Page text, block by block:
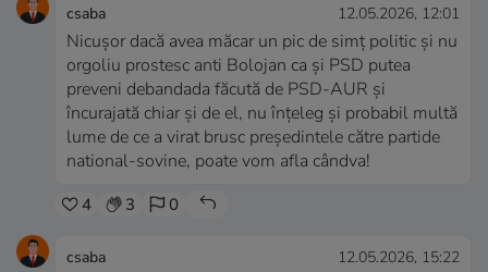
csaba 12.05.2026, 12:01
Nicușor dacă avea măcar un pic de simț politic și nu
orgoliu prostesc anti Bolojan ca și PSD putea
preveni debandada făcută de PSD-AUR și
încurajată chiar și de el, nu înțeleg și probabil multă
lume de ce a virat brusc președintele către partide
national-sovine, poate vom afla cândva!
4 3 0
csaba 12.05.2026, 15:22